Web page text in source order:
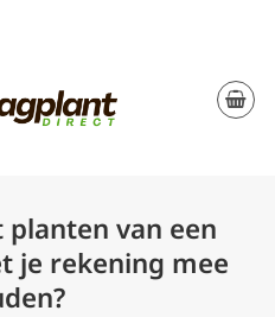
planten van een
je rekening mee